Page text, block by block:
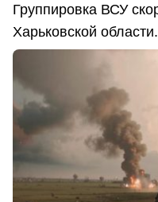
Группировка ВСУ
Харьковской области.